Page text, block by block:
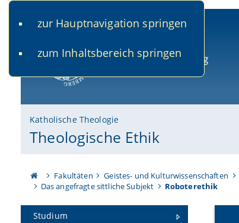
zur Hauptnavigation springen
zum Inhaltsbereich springen
Katholische Theologie
Theologische Ethik
Fakultäten Geistes- und Kulturwissenschaften
Das angefragte sittliche Subjekt
Roboterethik
Studium